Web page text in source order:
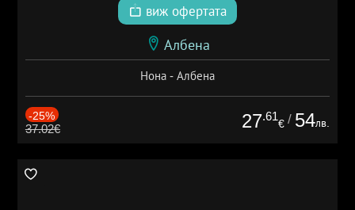
виж офертата
Албена
Нона - Албена
-25%
37.02€ 27.61
€ / 54лв.